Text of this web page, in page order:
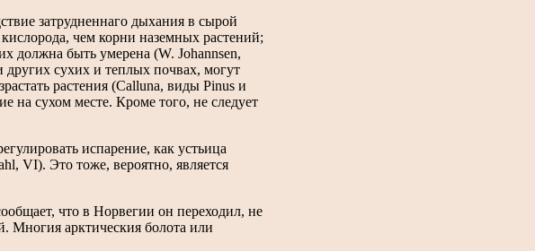
затрудненнаго дыхания в сырой
чем корни наземных растений;
должна быть умерена (W. Johannsen,
сухих и теплых почвах, могут
растения (Calluna, виды Pinus и
на сухом месте. Кроме того, не следует
испарение, как устьица
VI). Это тоже, вероятно, является
что в Норвегии он переходил, не
Многия арктическия болота или